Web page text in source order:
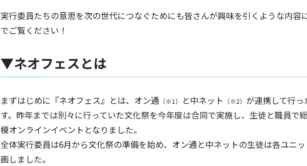
実行委員たちの意思を次の世代につなぐためにも皆さんが興味を引くような内容
でご覧ください！
▼ネオフェスとは
まずはじめに『ネオフェス』とは、オン通 （※1） と中ネット （※2） が連携して行
す。昨年までは別々に行っていた文化祭を今年度は合同で実施し、生徒と職員で
模オンラインイベントとなりました。
全体実行委員は6月から文化祭の準備を始め、オン通と中ネットの生徒は各ユニ
画しました。